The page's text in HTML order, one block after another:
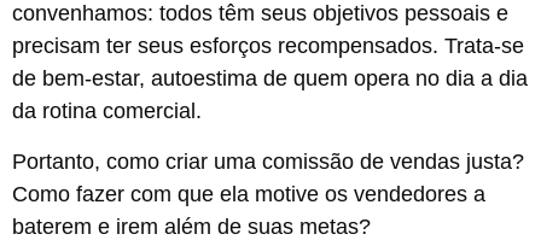
convenhamos: todos têm seus objetivos pessoais e
precisam ter seus esforços recompensados. Trata-se
de bem-estar, autoestima de quem opera no dia a dia
da rotina comercial.
Portanto, como criar uma comissão de vendas justa?
Como fazer com que ela motive os vendedores a
baterem e irem além de suas metas?